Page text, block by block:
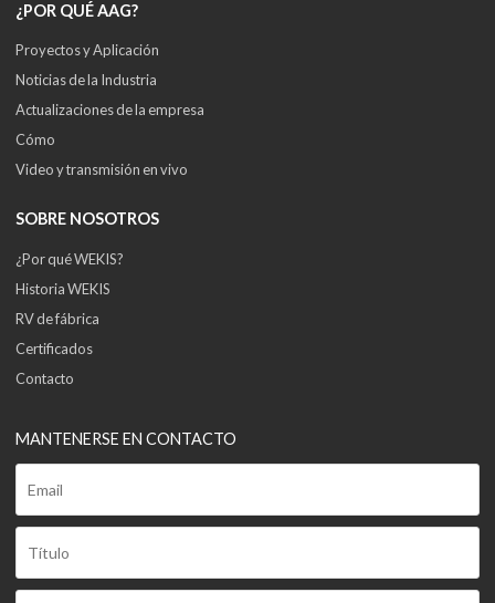
¿POR QUÉ AAG?
Proyectos y Aplicación
Noticias de la Industria
Actualizaciones de la empresa
Cómo
Video y transmisión en vivo
SOBRE NOSOTROS
¿Por qué WEKIS?
Historia WEKIS
RV de fábrica
Certificados
Contacto
MANTENERSE EN CONTACTO